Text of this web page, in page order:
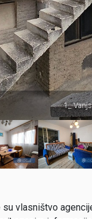
1_
vlasništvo